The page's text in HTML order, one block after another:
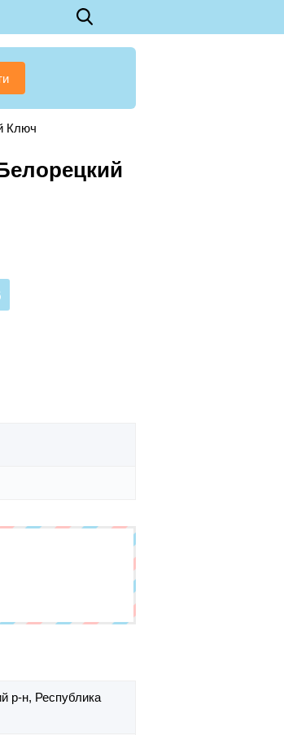
Ключ
р-н, Республика